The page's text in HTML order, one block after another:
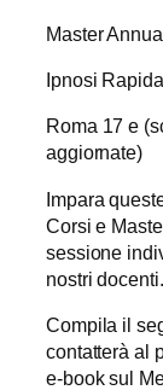
Master
Ipnosi Rapida
Roma 17 e
aggiornate)
Impara
Corsi e
sessione
nostri docenti.
Compila il
contatterà al
e-book sul